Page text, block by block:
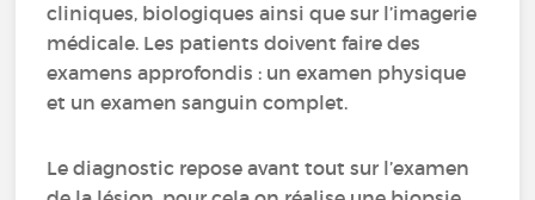
cliniques, biologiques ainsi que sur l’imagerie
médicale. Les patients doivent faire des
examens approfondis : un examen physique
et un examen sanguin complet.
Le diagnostic repose avant tout sur l’examen